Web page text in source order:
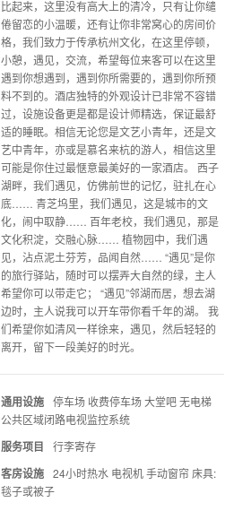
比起来，这里没有高大上的清冷，只有让你缱
倦留恋的小温暖，还有让你非常窝心的房间价
格，我们致力于传承杭州文化，在这里停顿，
小憩，遇见，交流，希望每位来客可以在这里
遇到你想遇到，遇到你所需要的，遇到你所预
料不到的。酒店独特的外观设计已非常不容错
过，设施设备更是都是设计师精选，保证最舒
适的睡眠。相信无论您是文艺小青年，还是文
艺中青年，亦或是慕名来杭的游人，相信这里
可能是你住过最惬意最美好的一家酒店。 西子
湖畔，我们遇见，仿佛前世的记忆，驻扎在心
底…… 青芝坞里，我们遇见，这是城市的文
化，闹中取静…… 百年老校，我们遇见，那是
文化积淀，交融心脉…… 植物园中，我们遇
见，沾点泥土芬芳，品闻自然…… “遇见”是你
的旅行驿站，随时可以摆弄大自然的绿，主人
希望你可以带走它； “遇见”邻湖而居，想去湖
边时，主人说我可以开车带你看千年的湖。 我
们希望你如清风一样徐来，遇见，然后轻轻的
离开，留下一段美好的时光。
通用设施 停车场 收费停车场 大堂吧 无电梯
公共区域闭路电视监控系统
服务项目 行李寄存
客房设施 24小时热水 电视机 手动窗帘 床具:
毯子或被子